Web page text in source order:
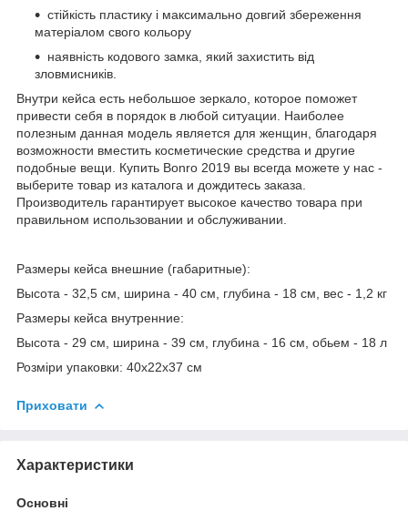
стійкість пластику і максимально довгий збереження
матеріалом свого кольору
наявність кодового замка, який захистить від
зловмисників.
Внутри кейса есть небольшое зеркало, которое поможет
привести себя в порядок в любой ситуации. Наиболее
полезным данная модель является для женщин, благодаря
возможности вместить косметические средства и другие
подобные вещи. Купить Bonro 2019 вы всегда можете у нас -
выберите товар из каталога и дождитесь заказа.
Производитель гарантирует высокое качество товара при
правильном использовании и обслуживании.
Размеры кейса внешние (габаритные):
Высота - 32,5 см, ширина - 40 см, глубина - 18 см, вес - 1,2 кг
Размеры кейса внутренние:
Высота - 29 см, ширина - 39 см, глубина - 16 см, обьем - 18 л
Розміри упаковки: 40х22х37 см
Приховати
Характеристики
Основні